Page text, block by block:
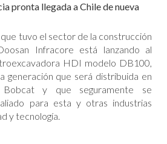
pronta llegada a Chile de nueva
tuvo el sector de la construcción
Infracore está lanzando al
HDI modelo DB100,
generación que será distribuida en
y que seguramente se
para esta y otras industrias
y tecnología.